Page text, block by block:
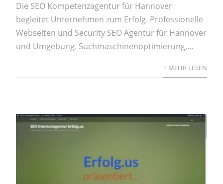
Die SEO Kompetenzagentur für Hannover
begleitet Unternehmen zum Erfolg. Professionelle
Webseiten und Security SEO Agentur für Hannover
und Umgebung. Suchmaschinenoptimierung,...
+ MEHR LESEN